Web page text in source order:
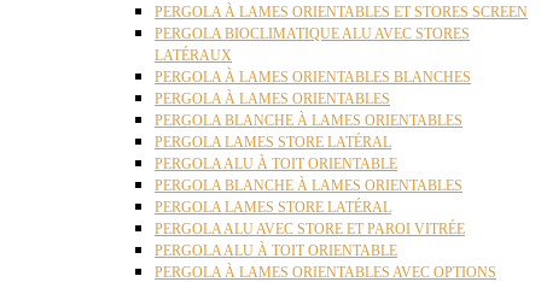
PERGOLA À LAMES ORIENTABLES ET STORES SCREEN
PERGOLA BIOCLIMATIQUE ALU AVEC STORES
LATÉRAUX
PERGOLA À LAMES ORIENTABLES BLANCHES
PERGOLA À LAMES ORIENTABLES
PERGOLA BLANCHE À LAMES ORIENTABLES
PERGOLA LAMES STORE LATÉRAL
PERGOLA ALU À TOIT ORIENTABLE
PERGOLA BLANCHE À LAMES ORIENTABLES
PERGOLA LAMES STORE LATÉRAL
PERGOLA ALU AVEC STORE ET PAROI VITRÉE
PERGOLA ALU À TOIT ORIENTABLE
PERGOLA À LAMES ORIENTABLES AVEC OPTIONS